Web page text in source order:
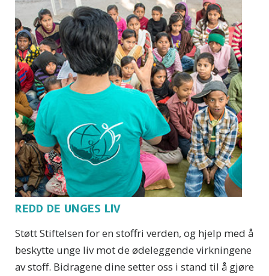
REDD DE UNGES LIV
Støtt Stiftelsen for en stoffri verden, og hjelp med å
beskytte unge liv mot de ødeleggende virkningene
av stoff. Bidragene dine setter oss i stand til å gjøre